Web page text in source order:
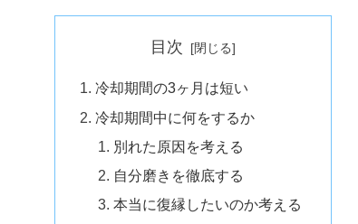
目次
冷却期間の3ヶ月は短い
冷却期間中に何をするか
別れた原因を考える
自分磨きを徹底する
本当に復縁したいのか考える